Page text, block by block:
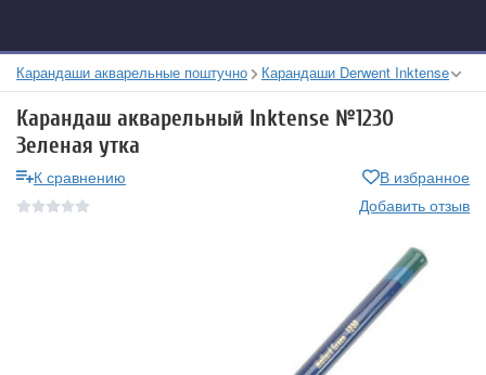
Карандаши акварельные поштучно Карандаши Derwent Inktense
Карандаш акварельный Inktense №1230
Зеленая утка
К сравнению
В избранное
Добавить отзыв